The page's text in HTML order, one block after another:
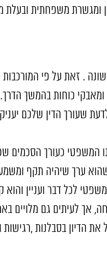
ומגשרת משפחתית ובעלת
. זאת על פי המורכבות
ומאבקי כוחות בהמשך הדרך.
לדעת שעורך הדין שלכם
המשפטי כעורך הסכמים
ערך שיהיה תקף
לכל דבר ועניין והוא
אך לעיתים גם מלויים
את הדיון בסבלנות